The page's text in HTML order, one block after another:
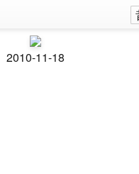
2010-11-18